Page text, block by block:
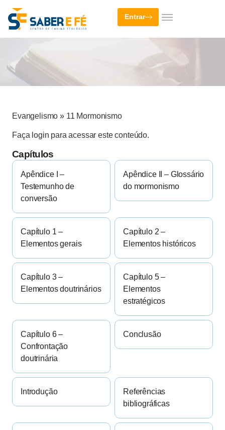
Entrar
Evangelismo » 11 Mormonismo
Faça login para acessar este conteúdo.
Capítulos
Apêndice I –
Testemunho de
conversão
Apêndice II – Glossário
do mormonismo
Capítulo 1 –
Elementos gerais
Capítulo 2 –
Elementos históricos
Capítulo 3 –
Elementos doutrinários
Capítulo 5 –
Elementos
estratégicos
Capítulo 6 –
Confrontação
doutrinária
Conclusão
Introdução
Referências
bibliográficas